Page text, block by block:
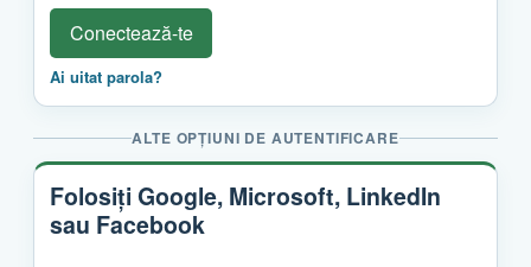
Conectează-te
Ai uitat parola?
ALTE OPȚIUNI DE AUTENTIFICARE
Folosiți Google, Microsoft, LinkedIn
sau Facebook